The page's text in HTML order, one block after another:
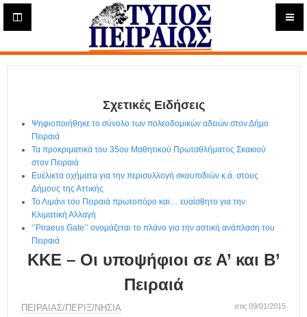
Η
ε
ρ
Σχετικές Ειδήσεις
Ψηφιοποιήθηκε το σύνολο των πολεοδομικών αδειών στον Δήμο
Πειραιά
Τα προκριματικά του 35ου Μαθητικού Πρωταθλήματος Σκακιού
στον Πειραιά
Ευέλικτα οχήματα για την περισυλλογή σκουπιδιών κ.ά. στους
Δήμους της Αττικής
Το Λιμάνι του Πειραιά πρωτοπόρο και… ευαίσθητο για την
Κλιματική Αλλαγή
‘’Piraeus Gate’’ ονομάζεται το πλάνο για την αστική ανάπλαση του
Πειραιά
ΚΚΕ – Οι υποψήφιοι σε Α’ και Β’
Πειραιά
ΠΕΙΡΑΙΑΣ/ΠΕΡΙΞ/ΝΗΣΙΑ στις 09/01/2015